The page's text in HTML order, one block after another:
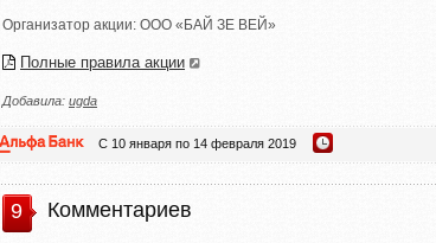
Организатор акции: ООО «БАЙ ЗЕ ВЕЙ»
Полные правила акции
Добавила: ugda
С 10 января по 14 февраля 2019
9 Комментариев